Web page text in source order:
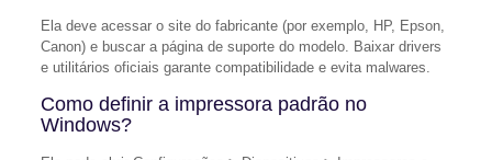
Ela deve acessar o site do fabricante (por exemplo, HP, Epson,
Canon) e buscar a página de suporte do modelo. Baixar drivers
e utilitários oficiais garante compatibilidade e evita malwares.
Como definir a impressora padrão no
Windows?